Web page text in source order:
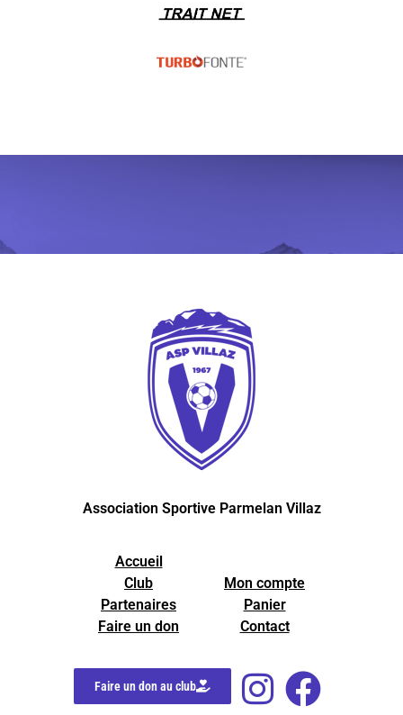
Association Sportive Parmelan Villaz
Accueil
Club
Partenaires
Faire un don
Mon compte
Panier
Contact
Faire un don au club